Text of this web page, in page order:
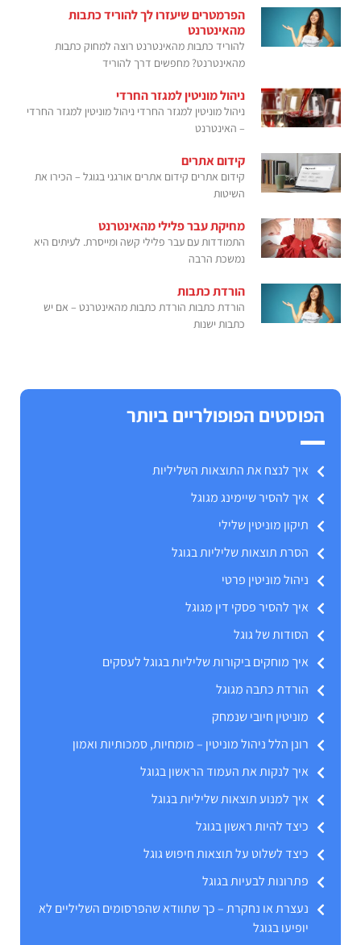
הפרמטרים שיעזרו לך להוריד כתבות
מהאינטרנט
להוריד כתבות מהאינטרנט רוצה למחוק כתבות
מהאינטרנט? מחפשים דרך להוריד
ניהול מוניטין למגזר החרדי
ניהול מוניטין למגזר החרדי ניהול מוניטין למגזר החרדי
– האינטרנט
קידום אתרים
קידום אתרים קידום אתרים אורגני בגוגל – הכירו את
השיטות
מחיקת עבר פלילי מהאינטרנט
התמודדות עם עבר פלילי קשה ומייסרת. לעיתים היא
נמשכת הרבה
הורדת כתבות
הורדת כתבות הורדת כתבות מהאינטרנט – אם יש
כתבות ישנות
הפוסטים הפופולריים ביותר
איך לנצח את התוצאות השליליות
איך להסיר שיימינג מגוגל
תיקון מוניטין שלילי
הסרת תוצאות שליליות בגוגל
ניהול מוניטין פרטי
איך להסיר פסקי דין מגוגל
הסודות של גוגל
איך מוחקים ביקורות שליליות בגוגל לעסקים
הורדת כתבה מגוגל
מוניטין חיובי שנמחק
רונן הלל ניהול מוניטין – מומחיות, סמכותיות ואמון
איך לנקות את העמוד הראשון בגוגל
איך למנוע תוצאות שליליות בגוגל
כיצד להיות ראשון בגוגל
כיצד לשלוט על תוצאות חיפוש גוגל
פתרונות לבעיות בגוגל
נעצרת או נחקרת – כך שתוודא שהפרסומים השליליים לא
יופיעו בגוגל